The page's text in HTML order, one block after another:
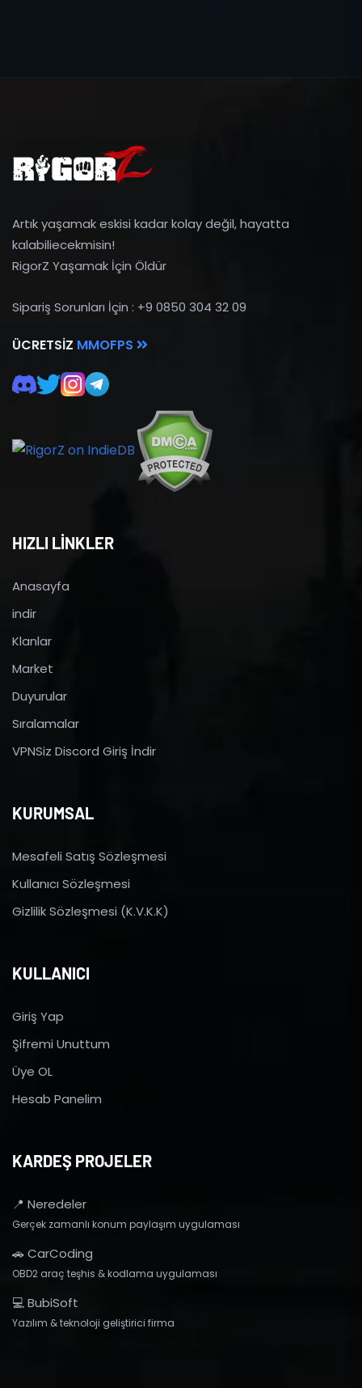
Artık yaşamak eskisi kadar kolay değil, hayatta
kalabiliecekmisin!
RigorZ Yaşamak İçin Öldür
Sipariş Sorunları İçin : +9 0850 304 32 09
ÜCRETSIZ MMOFPS
HIZLI LİNKLER
Anasayfa
indir
Klanlar
Market
Duyurular
Sıralamalar
VPNSiz Discord Giriş İndir
KURUMSAL
Mesafeli Satış Sözleşmesi
Kullanıcı Sözleşmesi
Gizlilik Sözleşmesi (K.V.K.K)
KULLANICI
Giriş Yap
Şifremi Unuttum
Üye OL
Hesab Panelim
KARDEŞ PROJELER
📍 Neredeler
Gerçek zamanlı konum paylaşım uygulaması
🚗 CarCoding
OBD2 araç teşhis & kodlama uygulaması
💻 BubiSoft
Yazılım & teknoloji geliştirici firma